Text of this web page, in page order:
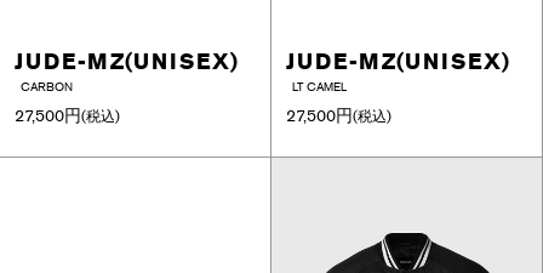
JUDE-MZ(UNISEX)
CARBON
27,500円(税込)
JUDE-MZ(UNISEX)
LT CAMEL
27,500円(税込)